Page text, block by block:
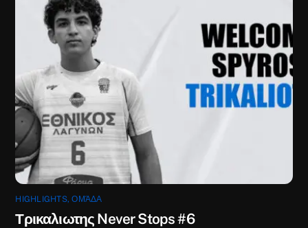
HIGHLIGHTS,ΟΜΆΔΑ
Τρικαλιωτης Never Stops #6